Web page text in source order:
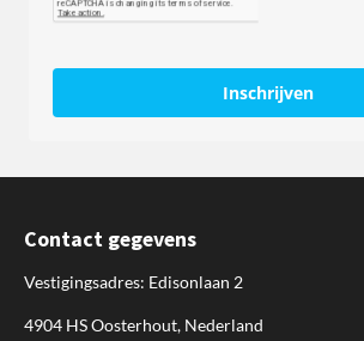
Inschrijven
Contact gegevens
Vestigingsadres: Edisonlaan 2
4904 HS Oosterhout, Nederland